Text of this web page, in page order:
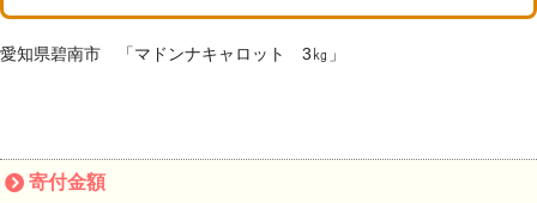
愛知県碧南市 「マドンナキャロット 3㎏」
寄付金額